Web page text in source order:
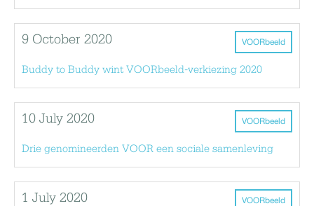
VOORbeeld
9 October 2020
Buddy to Buddy wint VOORbeeld-verkiezing 2020
VOORbeeld
10 July 2020
Drie genomineerden VOOR een sociale samenleving
VOORbeeld
1 July 2020